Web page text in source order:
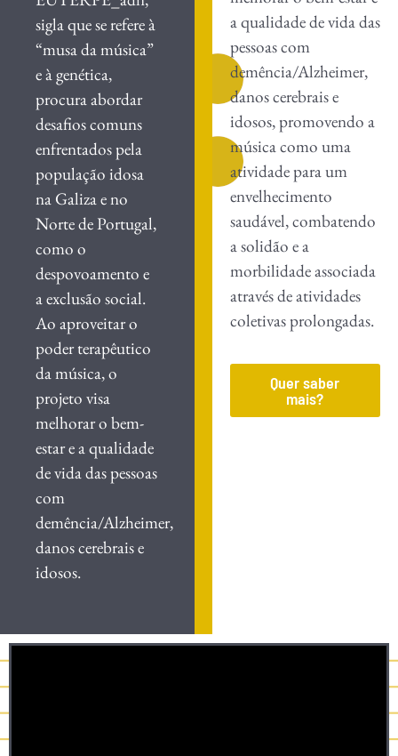
sigla que se refere à
“musa da música”
e à genética,
procura abordar
desafios comuns
enfrentados pela
população idosa
na Galiza e no
Norte de Portugal,
como o
despovoamento e
a exclusão social.
Ao aproveitar o
poder terapêutico
da música, o
projeto visa
melhorar o bem-
estar e a qualidade
de vida das pessoas
com
demência/Alzheimer,
danos cerebrais e
idosos.
a qualidade de vida das
pessoas com
demência/Alzheimer,
danos cerebrais e
idosos, promovendo a
música como uma
atividade para um
envelhecimento
saudável, combatendo
a solidão e a
morbilidade associada
através de atividades
coletivas prolongadas.
Quer saber
mais?